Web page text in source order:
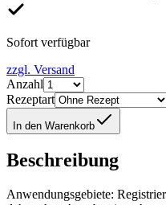
Sofort verfügbar
zzgl. Versand
Anzahl
Rezeptart
In den Warenkorb
Beschreibung
Anwendungsgebiete: